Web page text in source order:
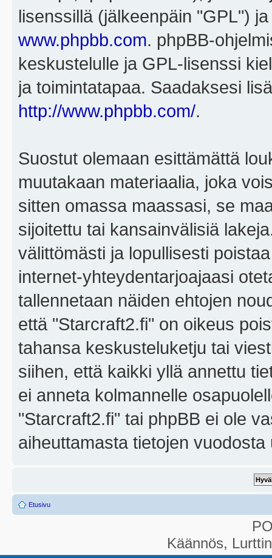
lisenssillä (jälkeenpäin "GPL")
www.phpbb.com. phpBB-
keskustelulle ja GPL-lisenssi
ja toimintatapaa. Saadaksesi
http://www.phpbb.com/.
Suostut olemaan esittämättä
muutakaan materiaalia, joka
sitten omassa maassasi, se
sijoitettu tai kansainvälisiä
välittömästi ja lopullisesti
internet-yhteydentarjoajaasi
tallennetaan näiden ehtojen
että "Starcraft2.fi" on oikeus
tahansa keskusteluketju tai
siihen, että kaikki yllä annettu
ei anneta kolmannelle
"Starcraft2.fi" tai phpBB ei ole
aiheuttamasta tietojen
Etusivu
Käännös,